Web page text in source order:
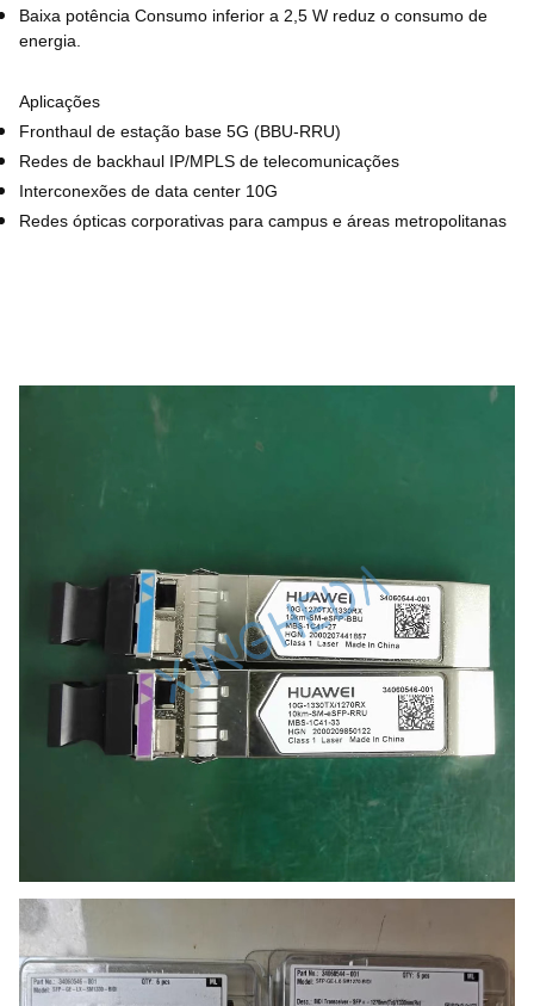
Baixa potência Consumo inferior a 2,5 W reduz o consumo de
energia.
Aplicações
Fronthaul de estação base 5G (BBU‑RRU)
Redes de backhaul IP/MPLS de telecomunicações
Interconexões de data center 10G
Redes ópticas corporativas para campus e áreas metropolitanas